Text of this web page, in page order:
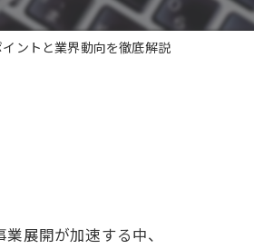
ントと業界動向を徹底解説
展開が加速する中、